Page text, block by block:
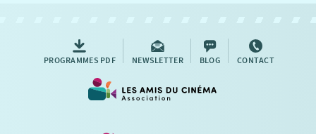
PROGRAMMES PDF NEWSLETTER BLOG CONTACT